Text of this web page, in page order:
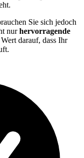
Sie sich jedoch
nurhervorragende
darauf, dass Ihr